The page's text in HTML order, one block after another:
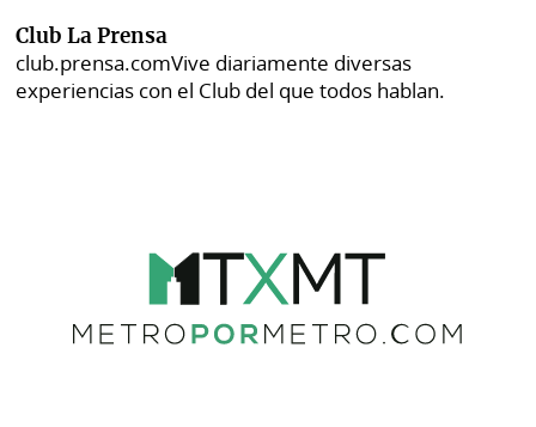
Club La Prensa
club.prensa.comVive diariamente diversas
experiencias con el Club del que todos hablan.